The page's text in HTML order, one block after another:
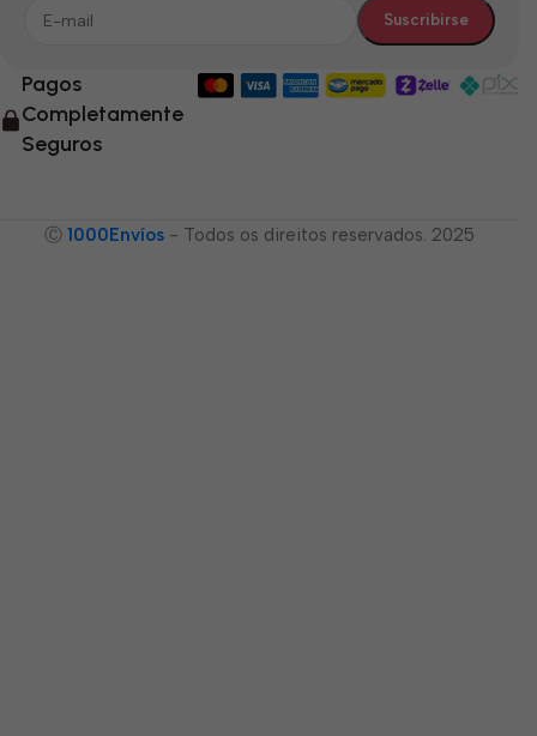
Pagos
Completamente
Seguros
Ⓒ 1000Envíos - Todos os direitos reservados. 2025